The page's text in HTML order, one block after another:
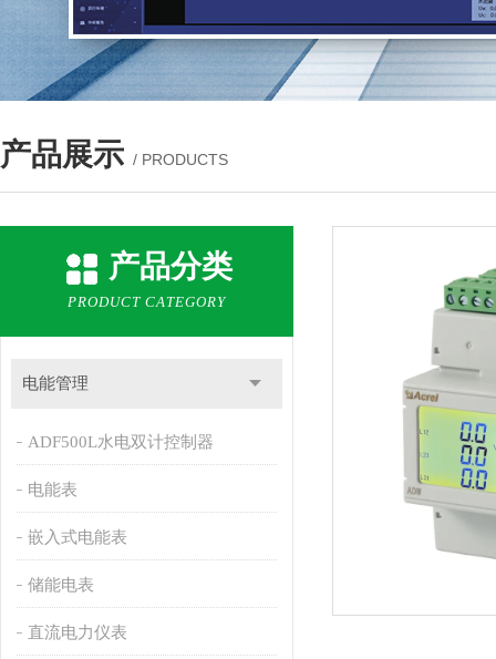
产品展示 / PRODUCTS
产品分类
PRODUCT CATEGORY
电能管理
ADF500L水电双计控制器
电能表
嵌入式电能表
储能电表
直流电力仪表